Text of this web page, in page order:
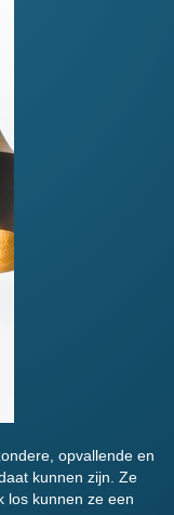
opvallende en
kunnen zijn. Ze
los kunnen ze een